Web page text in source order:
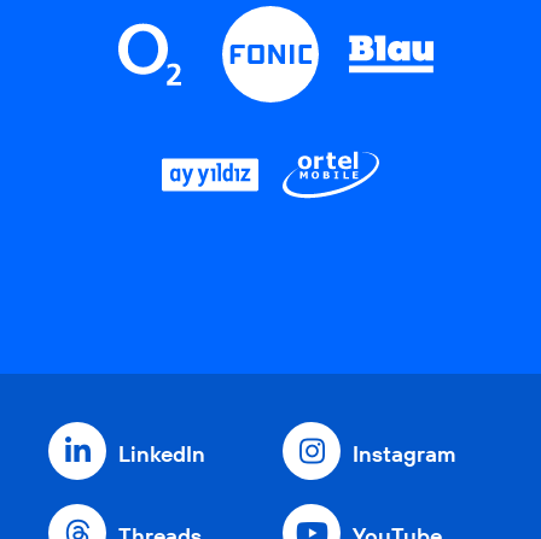
LinkedIn Instagram